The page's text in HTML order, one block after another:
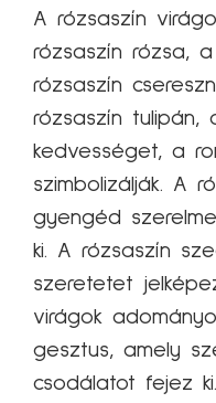
A rózsaszín
rózsaszín rózsa,
rózsaszín
rózsaszín
kedvességet, a
szimbolizálják. A
gyengéd
ki. A rózsaszín
szeretetet
virágok
gesztus, amely
csodálatot fejez